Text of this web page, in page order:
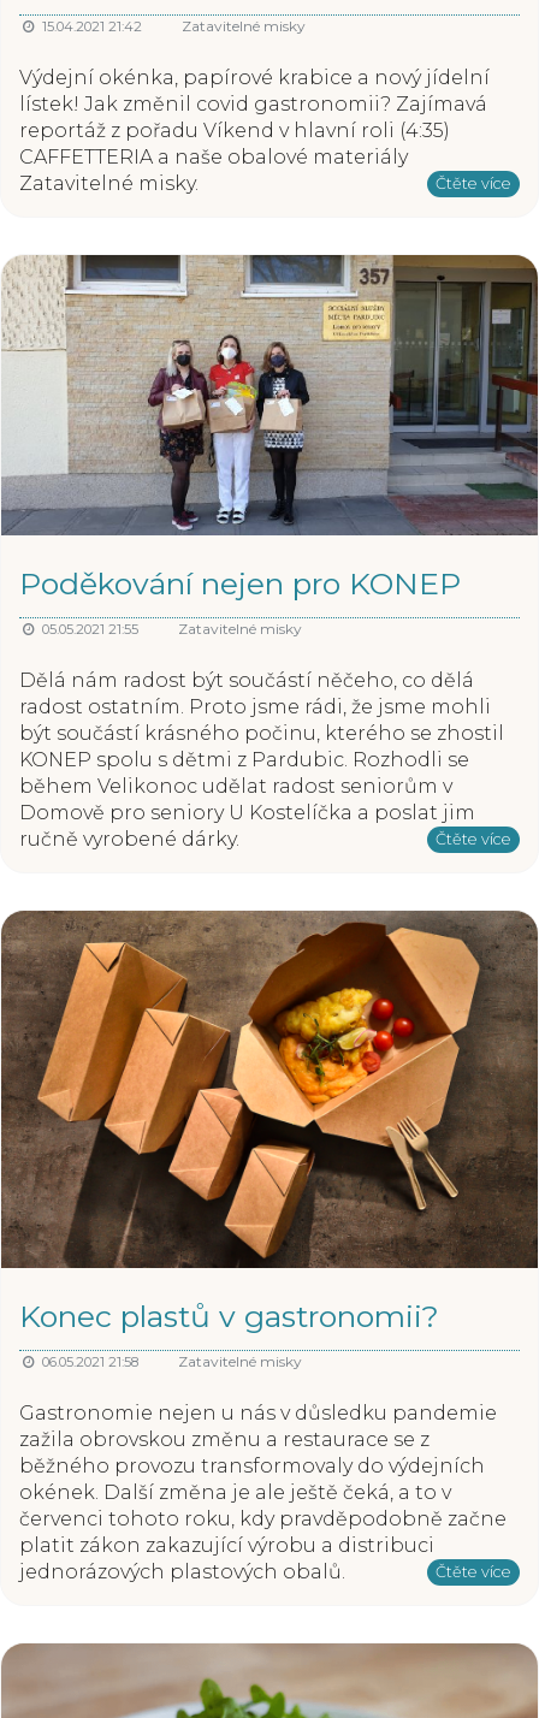
15.04.2021 21:42 Zatavitelné misky
Výdejní okénka, papírové krabice a nový jídelní
lístek! Jak změnil covid gastronomii? Zajímavá
reportáž z pořadu Víkend v hlavní roli (4:35)
CAFFETTERIA a naše obalové materiály
Zatavitelné misky.
Čtěte více
Poděkování nejen pro KONEP
05.05.2021 21:55 Zatavitelné misky
Dělá nám radost být součástí něčeho, co dělá
radost ostatním. Proto jsme rádi, že jsme mohli
být součástí krásného počinu, kterého se zhostil
KONEP spolu s dětmi z Pardubic. Rozhodli se
během Velikonoc udělat radost seniorům v
Domově pro seniory U Kostelíčka a poslat jim
ručně vyrobené dárky.
Čtěte více
Konec plastů v gastronomii?
06.05.2021 21:58 Zatavitelné misky
Gastronomie nejen u nás v důsledku pandemie
zažila obrovskou změnu a restaurace se z
běžného provozu transformovaly do výdejních
okének. Další změna je ale ještě čeká, a to v
červenci tohoto roku, kdy pravděpodobně začne
platit zákon zakazující výrobu a distribuci
jednorázových plastových obalů.
Čtěte více